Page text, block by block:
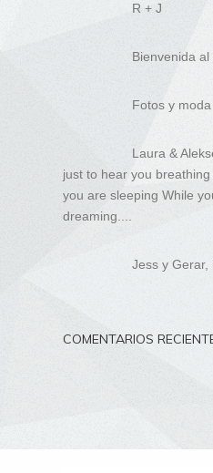
R + J
Bienvenida al
Fotos y
Laura &
just to hear you
you are sleeping While
dreaming....
Jess y Gerar,
COMENTARIOS